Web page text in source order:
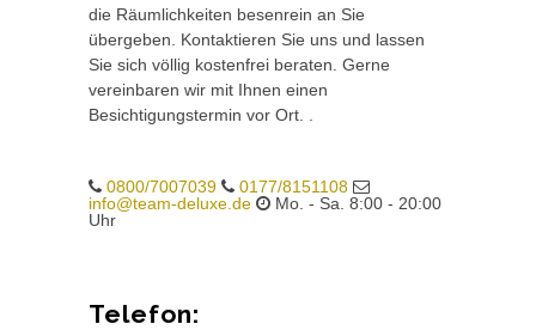
die Räumlichkeiten besenrein an Sie
übergeben. Kontaktieren Sie uns und lassen
Sie sich völlig kostenfrei beraten. Gerne
vereinbaren wir mit Ihnen einen
Besichtigungstermin vor Ort. .
0800/7007039
0177/8151108
info@team-deluxe.de
Mo. - Sa. 8:00 - 20:00
Uhr
Telefon: